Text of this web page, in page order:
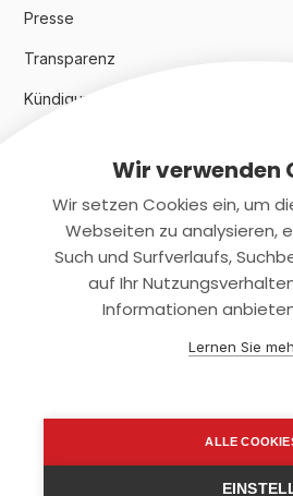
Presse
Transparenz
Kündigungsindex 2024
Rechtliches
Datenschutz
support@smartkuendigen.de
Wir verwenden
Wir setzen Cookies ein, um
Webseiten zu analysieren,
Such und Surfverlaufs,
auf Ihr
Informationen
Lernen Sie
ALLE